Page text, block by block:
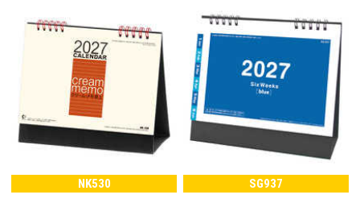
NK530 SG937